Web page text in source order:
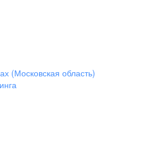
(Московская область)